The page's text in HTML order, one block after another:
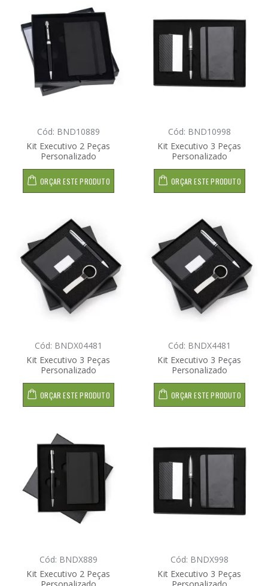
Cód: BND10889
Kit Executivo 2 Peças
Personalizado
ORÇAR ESTE PRODUTO
Cód: BND10998
Kit Executivo 3 Peças
Personalizado
ORÇAR ESTE PRODUTO
Cód: BNDX04481
Kit Executivo 3 Peças
Personalizado
ORÇAR ESTE PRODUTO
Cód: BNDX4481
Kit Executivo 3 Peças
Personalizado
ORÇAR ESTE PRODUTO
Cód: BNDX889
Kit Executivo 2 Peças
Cód: BNDX998
Kit Executivo 3 Peças